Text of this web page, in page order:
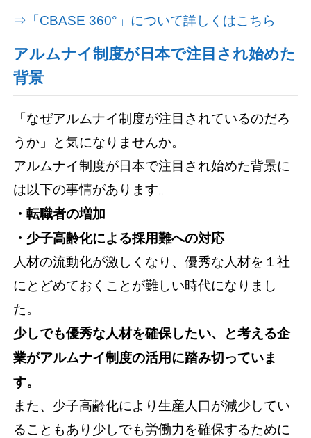
⇒「CBASE 360°」について詳しくはこちら
アルムナイ制度が日本で注目され始めた
背景
「なぜアルムナイ制度が注目されているのだろ
うか」と気になりませんか。
アルムナイ制度が日本で注目され始めた背景に
は以下の事情があります。
・転職者の増加
・少子高齢化による採用難への対応
人材の流動化が激しくなり、優秀な人材を１社
にとどめておくことが難しい時代になりまし
た。
少しでも優秀な人材を確保したい、と考える企
業がアルムナイ制度の活用に踏み切っていま
す。
また、少子高齢化により生産人口が減少してい
ることもあり少しでも労働力を確保するために